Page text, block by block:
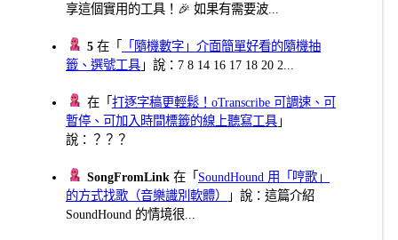
享這個實用的工具！🎉 如果有需要波...
5 在「
「隨機數字」介面簡單好看的隨機抽
籤、選號工具 」說：7 8 14 16 17 18 20 2...
在「打逐字稿更輕鬆！oTranscribe 可調速、可
暫停、可加入時間標籤的線上聽寫工具 」
說：？？？
SongFromLink 在「 SoundHound 用「哼歌」
的方式找歌（音樂識別軟體）
」說：這篇介紹
SoundHound 的情境很...